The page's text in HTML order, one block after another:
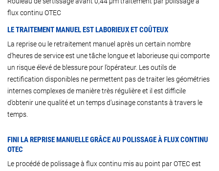
flux continu OTEC
LE TRAITEMENT MANUEL EST LABORIEUX ET COÛTEUX
La reprise ou le retraitement manuel après un certain nombre
d’heures de service est une tâche longue et laborieuse qui comporte
un risque élevé de blessure pour l’opérateur. Les outils de
rectification disponibles ne permettent pas de traiter les géométries
internes complexes de manière très régulière et il est difficile
d’obtenir une qualité et un temps d’usinage constants à travers le
temps.
FINI LA REPRISE MANUELLE GRÂCE AU POLISSAGE À FLUX CONTINU
OTEC
Le procédé de polissage à flux continu mis au point par OTEC est